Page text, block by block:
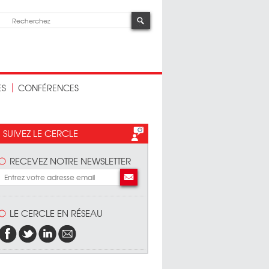
CONFÉRENCES
SUIVEZ LE CERCLE
RECEVEZ NOTRE NEWSLETTER
LE CERCLE EN RÉSEAU